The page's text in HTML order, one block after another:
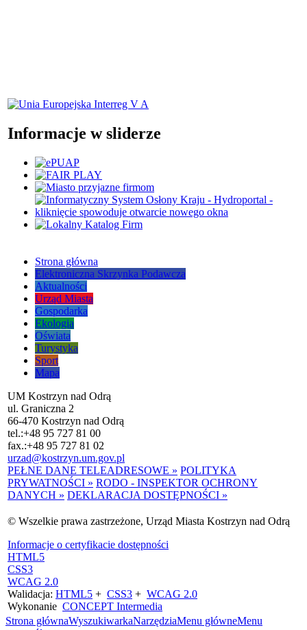
Informacje w sliderze
Strona główna
Elektroniczna Skrzynka Podawcza
Aktualności
Urząd Miasta
Gospodarka
Ekologia
Oświata
Turystyka
Sport
Mapa
UM Kostrzyn nad Odrą
ul. Graniczna 2
66-470 Kostrzyn nad Odrą
tel.:+48 95 727 81 00
fax.:+48 95 727 81 02
urzad@kostrzyn.um.gov.pl
PEŁNE DANE TELEADRESOWE » POLITYKA
PRYWATNOŚCI » RODO - INSPEKTOR OCHRONY
DANYCH » DEKLARACJA DOSTĘPNOŚCI »
© Wszelkie prawa zastrzeżone, Urząd Miasta Kostrzyn nad Odrą
Informacje o certyfikacie dostępności
HTML5
CSS3
WCAG 2.0
Walidacja: HTML5 + CSS3 + WCAG 2.0
Wykonanie CONCEPT Intermedia
Strona głównaWyszukiwarkaNarzędziaMenu główneMenu